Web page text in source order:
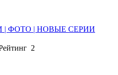
| ФОТО | НОВЫЕ СЕРИИ
2